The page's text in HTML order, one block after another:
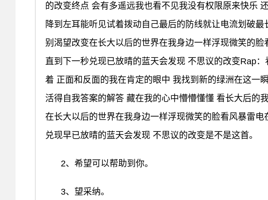
的改变终点 会有多遥远我也看不见我没有权限原来快乐
降到左耳能听见试着拨动自己最后的防线就让电流划破
别渴望改变在长大以后的世界在我身边一样浮现微笑的
直到下一秒兑现已放晴的蓝天会发现 不思议的改变Rap
着 正面和反面的我在肯定的眼中 我找到新的绿洲在这一
活得自我答案的解答 藏在我的心中懵懵懂懂 看长大后的
在长大以后的世界在我身边一样浮现微笑的脸看风暴雷
兑现早已放晴的蓝天会发现 不思议的改变是不是这首。
2、希望可以帮助到你。
3、望采纳。